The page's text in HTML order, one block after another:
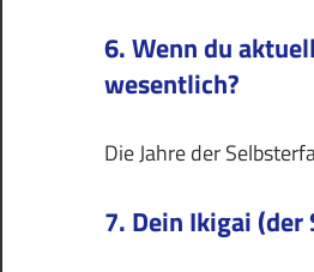
6. Wenn du
wesentlich?
Die Jahre der
7. Dein Ikigai